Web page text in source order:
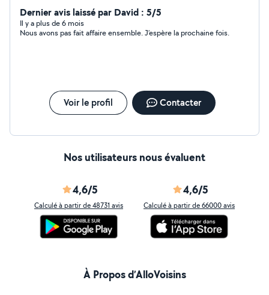
Dernier avis laissé par David : 5/5
Il y a plus de 6 mois
Nous avons pas fait affaire ensemble. J’espère la prochaine fois.
Voir le profil Contacter
Nos utilisateurs nous évaluent
4,6/5
Calculé à partir de 48731 avis
4,6/5
Calculé à partir de 66000 avis
À Propos d’AlloVoisins